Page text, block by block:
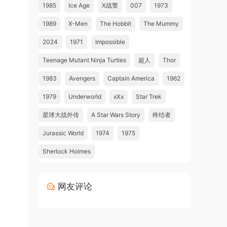
1985 Ice Age X战警 007 1973
1989 X-Men The Hobbit The Mummy
2024 1971 Impossible
Teenage Mutant Ninja Turtles 超人 Thor
1983 Avengers Captain America 1962
1979 Underworld xXx Star Trek
星球大战外传 A Star Wars Story 终结者
Jurassic World 1974 1975
Sherlock Holmes
网友评论